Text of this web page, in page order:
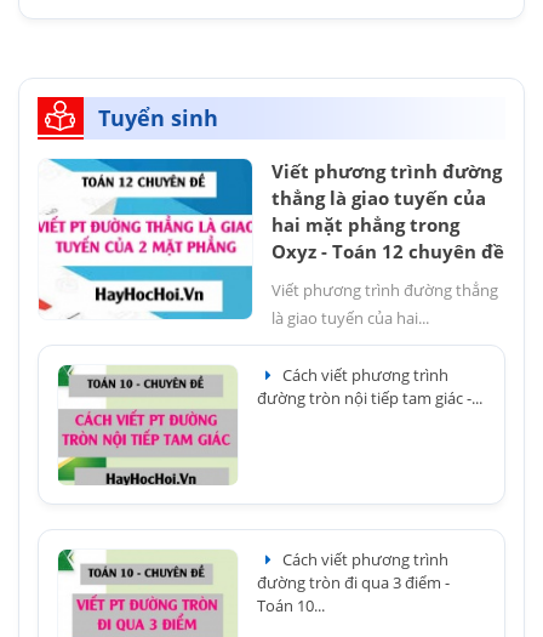
Tuyển sinh
Viết phương trình đường
thẳng là giao tuyến của
hai mặt phẳng trong
Oxyz - Toán 12 chuyên đề
Viết phương trình đường thẳng
là giao tuyến của hai...
Cách viết phương trình
đường tròn nội tiếp tam giác -...
Cách viết phương trình
đường tròn đi qua 3 điểm -
Toán 10...